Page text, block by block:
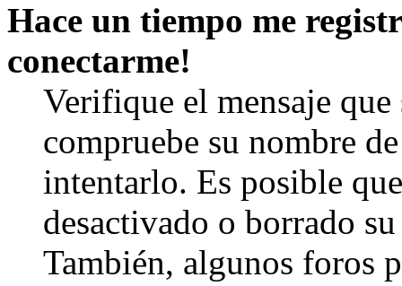
Hace un tiempo me
conectarme!
Verifique el mensaje
compruebe su nombre
intentarlo. Es posible
desactivado o borrado
También, algunos foros